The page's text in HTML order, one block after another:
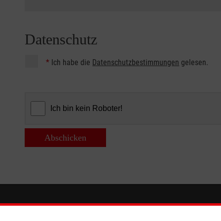
Datenschutz
* Ich habe die Datenschutzbestimmungen gelesen.
Abschicken
Informationen Die